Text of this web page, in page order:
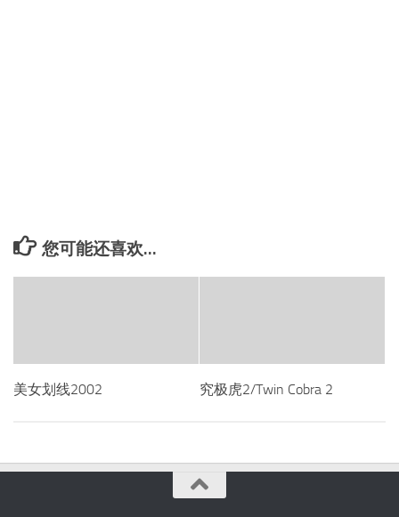
您可能还喜欢...
美女划线2002 究极虎2/Twin Cobra 2